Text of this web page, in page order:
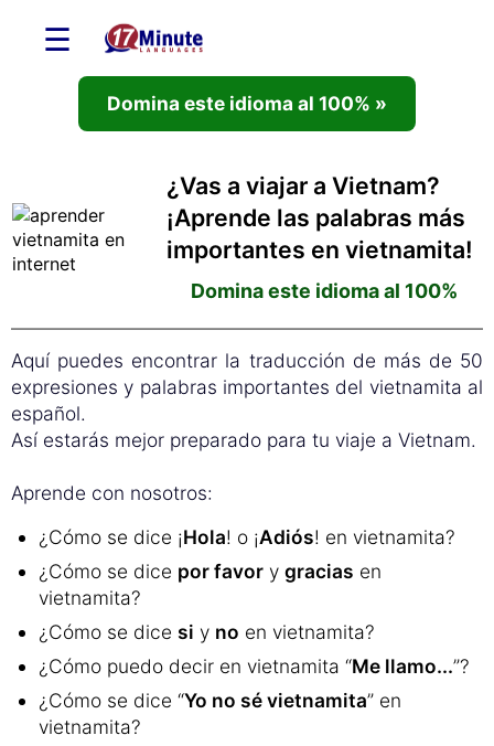
☰
Domina este idioma al 100% »
¿Vas a viajar a Vietnam?
¡Aprende las palabras más
importantes en vietnamita!
Domina este idioma al 100%
Aquí puedes encontrar la traducción de más de 50
expresiones y palabras importantes del vietnamita al
español.
Así estarás mejor preparado para tu viaje a Vietnam.
Aprende con nosotros:
¿Cómo se dice ¡Hola! o ¡Adiós! en vietnamita?
¿Cómo se dice por favor y gracias en
vietnamita?
¿Cómo se dice si y no en vietnamita?
¿Cómo puedo decir en vietnamita “Me llamo...”?
¿Cómo se dice “Yo no sé vietnamita” en
vietnamita?